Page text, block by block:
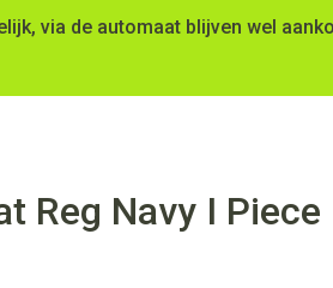
via de automaat blijven wel
Reg Navy I Piece